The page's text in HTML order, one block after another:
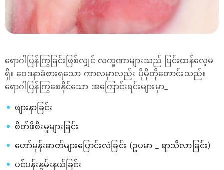
ရောဂါပြန်ကြွခြင်းဖြစ်လျှင် လက္ခဏာများသည် ပြင်းထန်လေ့မ
ရှိ။ ဝေဒနာခံစားရသော ကာလမှာလည်း ပိုမိုတိုတောင်းသည်။
ရောဂါပြန်ကြွစေနိုင်သော အကြောင်းရင်းများမှာ_
ဖျားနာခြင်း
စိတ်ဖိစီးမှုများခြင်း
ဟော်မုန်းဓာတ်များပြောင်းလဲခြင်း (ဥပမာ _ ရာသီလာခြင်း)
ပင်ပန်းနွမ်းနယ်ခြင်း